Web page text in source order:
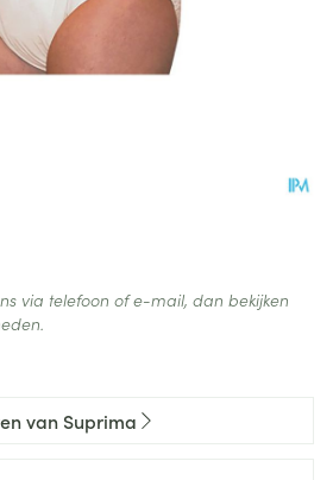
via telefoon of e-mail, dan bekijken
van Suprima